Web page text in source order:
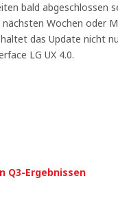
bald abgeschlossen
Wochen oder
das Update nicht
LG UX 4.0.
Q3-Ergebnissen